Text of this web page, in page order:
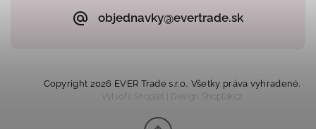
objednavky@evertrade.sk
Copyright 2026 EVER Trade s.r.o.. Všetky práva vyhradené.
Vytvořil Shoptet | Design Shoptak.cz